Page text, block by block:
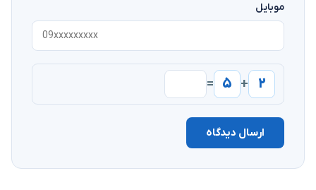
موبایل
۲ + ۵ =
ارسال دیدگاه